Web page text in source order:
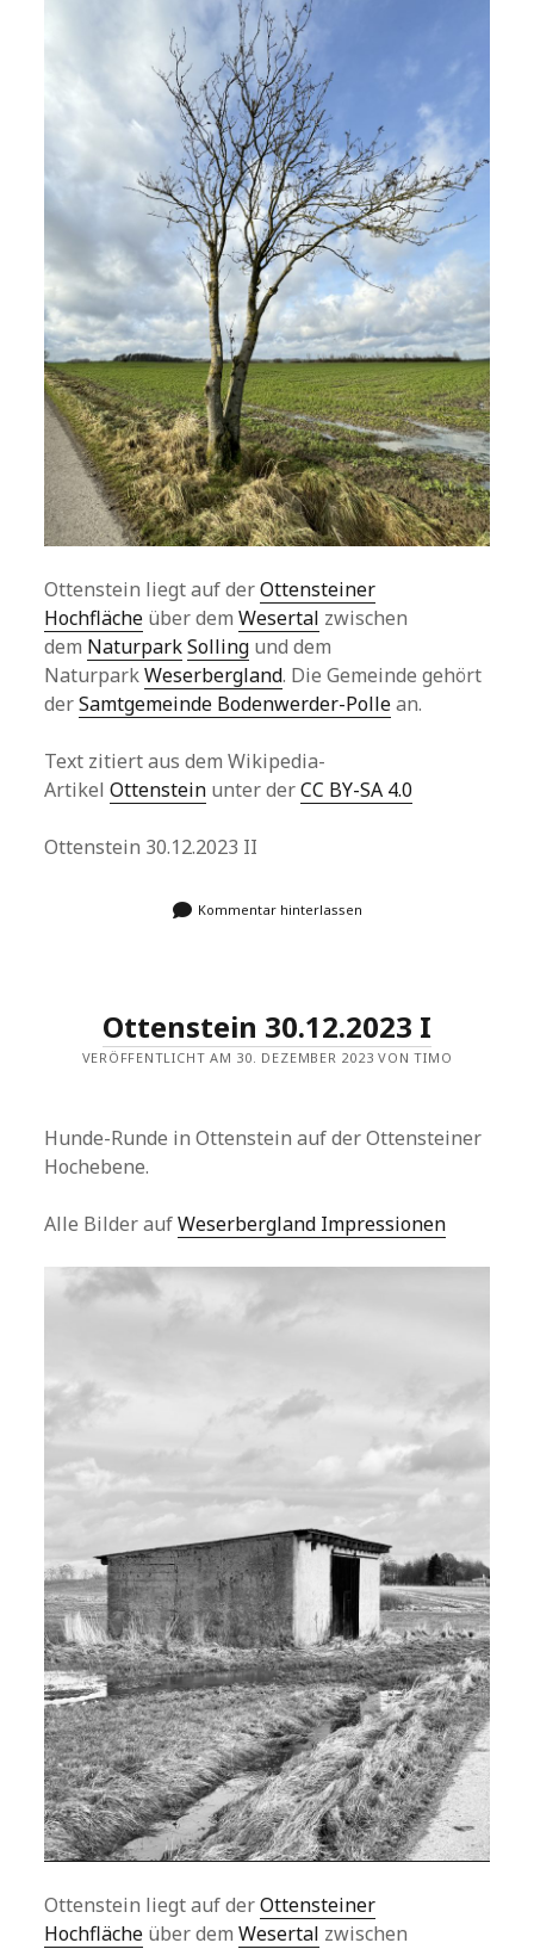
Ottenstein liegt auf derOttensteiner
Hochfläche über demWesertal zwischen
dem NaturparkSolling und dem
NaturparkWeserbergland. Die Gemeinde gehört
derSamtgemeinde Bodenwerder-Pollean.
Text zitiert aus dem Wikipedia-
Artikel Ottenstein unter derCC BY-SA 4.0
Ottenstein 30.12.2023 II
Kommentar hinterlassen
Ottenstein 30.12.2023 I
VERÖFFENTLICHT AM 30. DEZEMBER 2023 VON TIMO
Hunde-Runde in Ottenstein auf der Ottensteiner
Hochebene.
Alle Bilder aufWeserbergland Impressionen
Ottenstein liegt auf derOttensteiner
Hochfläche über demWesertal zwischen